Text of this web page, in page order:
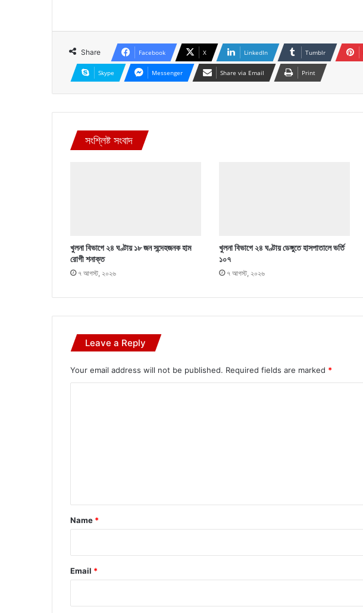
Share Facebook X LinkedIn Tumblr
Skype Messenger Share via Email Print
সংশ্লিষ্ট সংবাদ
খুলনা বিভাগে ২৪ ঘণ্টায় ১৮ জন সন্দেহজনক হাম
রোগী শনাক্ত
৭ আগস্ট, ২০২৬
খুলনা বিভাগে ২৪ ঘণ্টায় ডেঙ্গুতে হাসপাতালে ভর্তি
১০৭
৭ আগস্ট, ২০২৬
Leave a Reply
Your email address will not be published. Required fields are marked *
*
Name *
Email *